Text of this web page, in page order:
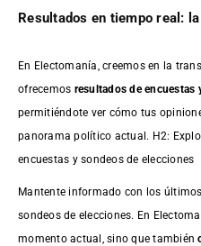
Resultados en tiempo real:
En Electomanía, creemos en la
ofrecemos resultados deencuestas
permitiéndote ver cómo tus
panorama político actual. H2:
encuestas y sondeos de elecciones
Mantente informado con los
sondeos de elecciones. En
momento actual, sino que también